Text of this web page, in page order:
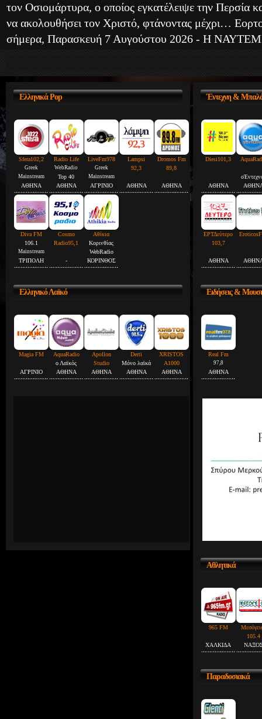
τον Οσιομάρτυρα, ο οποίος εγκατέλειψε την Περσία
να ακολουθήσει τον Χριστό, φτάνοντας μέχρι…
σήμερα, Παρασκευή 7 Αυγούστου 2026 - Η
ΕλληνικάPop
Sfera102,2
Greek
Mainstream
ΑΘΗΝΑ
Radio Life
WebRadio
Top 40
ΑΘΗΝΑ
LiveFm978
Greek
Mainstream
ΑΓΡΙΝΙΟ
Lampsi
92,3
ΑΘΗΝΑ
Dromos Fm
89,8
ΑΘΗΝΑ
Diva FM
106.1
Mainstream
ΤΡΙΠΟΛΗ
Cosmo
Radio95,1
-
Αθίκια
Κορινθίας
WebRadio
ΚΟΡΙΝΘΟΣ
ΕλληνικόΛαϊκό
Magia FM
ΑΓΡΙΝΙΟ
AquaRadio
ο Λαϊκός
ΑΘΗΝΑ
Apollon
Studio
ΑΘΗΝΑ
Derti
Μόνο λαϊκά
ΑΘΗΝΑ
XRISTOS
A1000
ΑΘΗΝΑ
Έντεχνη&
Diesi101,3
ΑΘΗΝΑ
ΕΡΤΔεύτερο
103,7
ΑΘΗΝΑ
Ειδήσεις&
Real Fm
97,8
ΑΘΗΝΑ
Αθλητικά
965 FM
ΧΑΛΚΙΔΑ
105.4
Παραδοσιακά